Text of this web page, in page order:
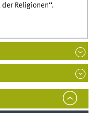
Religionen“.